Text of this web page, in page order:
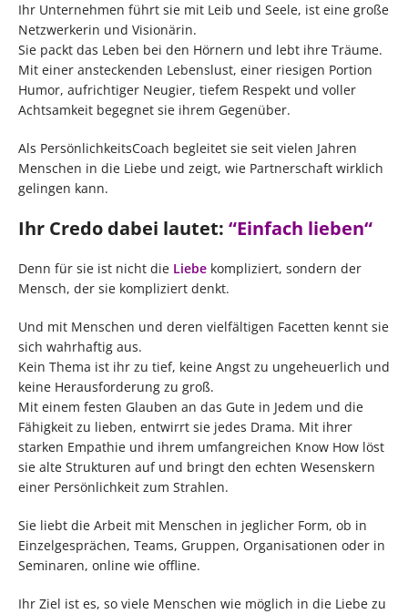
Ihr Unternehmen führt sie mit Leib und Seele, ist eine große
Netzwerkerin und Visionärin.
Sie packt das Leben bei den Hörnern und lebt ihre Träume.
Mit einer ansteckenden Lebenslust, einer riesigen Portion
Humor, aufrichtiger Neugier, tiefem Respekt und voller
Achtsamkeit begegnet sie ihrem Gegenüber.
Als PersönlichkeitsCoach begleitet sie seit vielen Jahren
Menschen in die Liebe und zeigt, wie Partnerschaft wirklich
gelingen kann.
Ihr Credo dabei lautet: “Einfach lieben“
Denn für sie ist nicht die Liebe kompliziert, sondern der
Mensch, der sie kompliziert denkt.
Und mit Menschen und deren vielfältigen Facetten kennt sie
sich wahrhaftig aus.
Kein Thema ist ihr zu tief, keine Angst zu ungeheuerlich und
keine Herausforderung zu groß.
Mit einem festen Glauben an das Gute in Jedem und die
Fähigkeit zu lieben, entwirrt sie jedes Drama. Mit ihrer
starken Empathie und ihrem umfangreichen Know How löst
sie alte Strukturen auf und bringt den echten Wesenskern
einer Persönlichkeit zum Strahlen.
Sie liebt die Arbeit mit Menschen in jeglicher Form, ob in
Einzelgesprächen, Teams, Gruppen, Organisationen oder in
Seminaren, online wie offline.
Ihr Ziel ist es, so viele Menschen wie möglich in die Liebe zu